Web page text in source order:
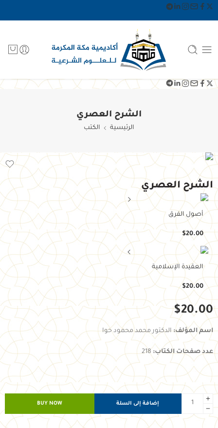
الشرح العصري
الرئيسية الكتب
الشرح العصري
أصول الفرق
$20.00
العقيدة الإسلامية
$20.00
$20.00
اسم المؤلف:الدكتور محمد محمود حوا
عدد صفحات الكتاب:
إضافة إلى السلة BUY NOW